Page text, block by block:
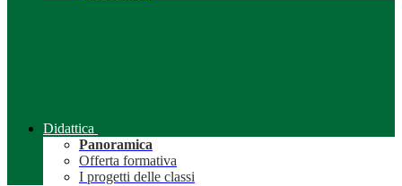
Didattica
Panoramica
Offerta formativa
I progetti delle classi